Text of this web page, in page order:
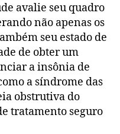
avalie seu quadro
não apenas os
seu estado de
de obter um
a insônia de
a síndrome das
obstrutiva do
tratamento seguro